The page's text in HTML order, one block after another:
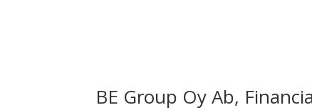
BE Group Oy Ab,